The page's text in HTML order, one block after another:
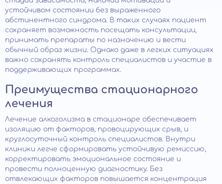
устойчивом состоянии без выраженного
абстинентного синдрома. В таких случаях пациент
сохраняет возможность посещать консультации,
принимать препараты по назначению и вести
обычный образ жизни. Однако даже в легких ситуациях
важно сохранять контроль специалистов и участие в
поддерживающих программах.
Преимущества стационарного
лечения
Лечение алкоголизма в стационаре обеспечивает
изоляцию от факторов, провоцирующих срыв, и
круглосуточный контроль специалистов. Внутри
клиники легче сформировать устойчивую ремиссию,
корректировать эмоциональное состояние и
провести полноценную диагностику. Без
отвлекающих факторов повышается концентрация